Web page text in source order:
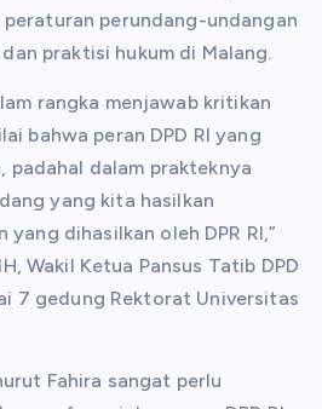
peraturan perundang-undangan
praktisi hukum di Malang.
rangka menjawab kritikan
bahwa peran DPD RI yang
dalam prakteknya
yang kita hasilkan
dihasilkan oleh DPR RI,”
Wakil Ketua Pansus Tatib DPD
7 gedung Rektorat Universitas
Fahira sangat perlu